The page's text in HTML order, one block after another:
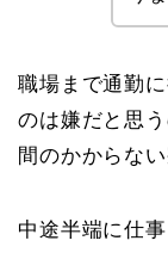
職場まで通勤
のは嫌だと思
間のかからな
中途半端に仕